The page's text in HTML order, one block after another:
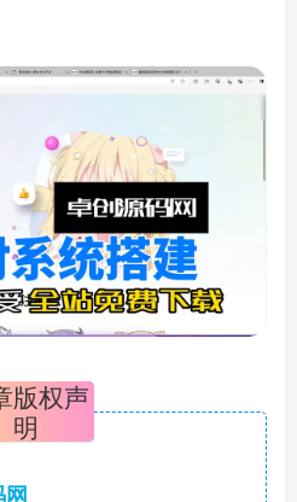
版权声
明